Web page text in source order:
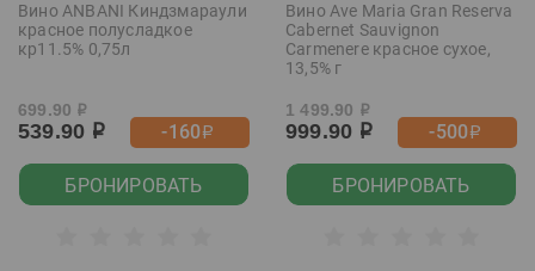
Вино ANBANI Киндзмараули
красное полусладкое
кр11.5% 0,75л
699.90 р
539.90 р -160р
БРОНИРОВАТЬ
Вино Ave Maria Gran Reserva
Cabernet Sauvignon
Carmenere красное сухое,
13,5% г
1 499.90 р
999.90 р -500р
БРОНИРОВАТЬ